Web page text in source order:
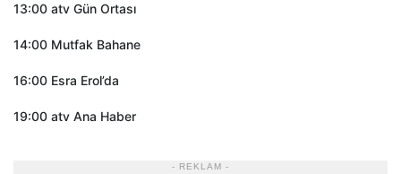
13:00 atv Gün Ortası
14:00 Mutfak Bahane
16:00 Esra Erol’da
19:00 atv Ana Haber
- REKLAM -